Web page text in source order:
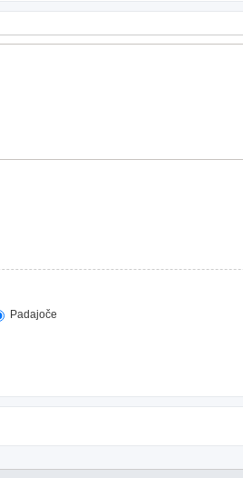
Padajoče